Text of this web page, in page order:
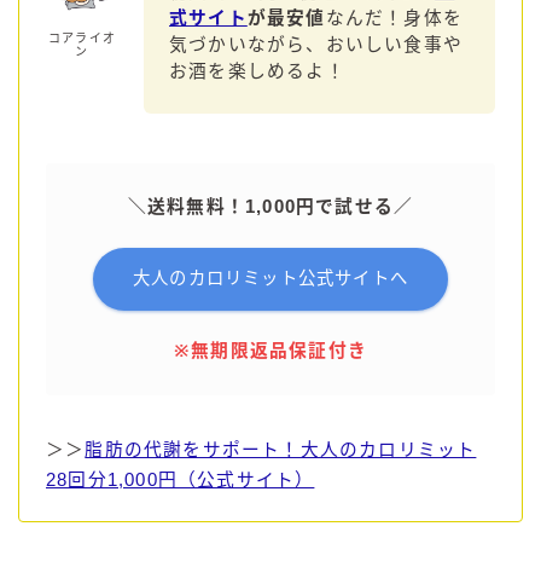
コアライオ
ン
式サイトが最安値 なんだ！身体を
気づかいながら、おいしい食事や
お酒を楽しめるよ！
＼送料無料！1,000円で試せる／
大人のカロリミット公式サイトへ
※無期限返品保証付き
＞＞ 脂肪の代謝をサポート！大人のカロリミット
28回分1,000円（公式サイト）